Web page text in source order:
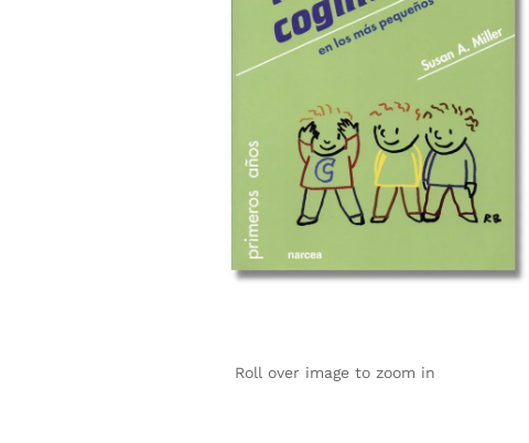
Roll over image to zoom in